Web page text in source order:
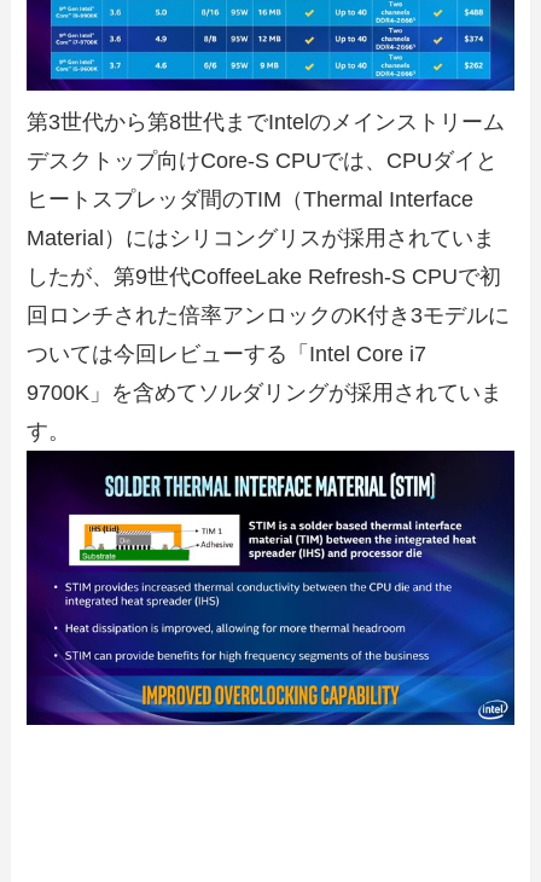
第3世代から第8世代までIntelのメインストリーム
デスクトップ向けCore-S CPUでは、CPUダイと
ヒートスプレッダ間のTIM（Thermal Interface
Material）にはシリコングリスが採用されていま
したが、第9世代CoffeeLake Refresh-S CPUで初
回ロンチされた倍率アンロックのK付き3モデルに
ついては今回レビューする「Intel Core i7
9700K」を含めてソルダリングが採用されていま
す。